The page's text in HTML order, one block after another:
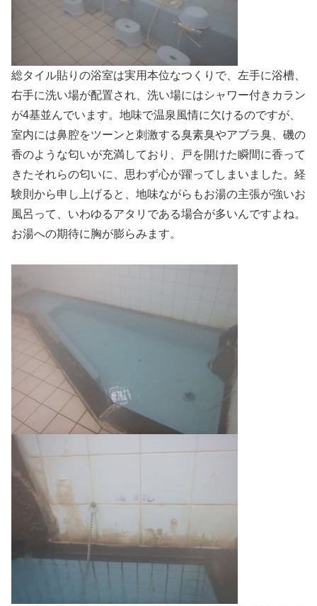
総タイル貼りの浴室は実用本位なつくりで、左手に浴槽、
右手に洗い場が配置され、洗い場にはシャワー付きカラン
が4基並んでいます。地味で温泉風情に欠けるのですが、
室内には鼻腔をツーンと刺激する臭素臭やアブラ臭、磯の
香のような匂いが充満しており、戸を開けた瞬間に香って
きたそれらの匂いに、思わず心が躍ってしまいました。経
験則から申し上げると、地味ながらもお湯の主張が強いお
風呂って、いわゆるアタリである場合が多いんですよね。
お湯への期待に胸が膨らみます。